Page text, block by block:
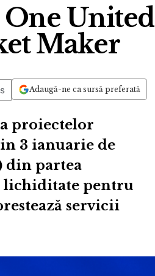
United
Maker
Adaugă-ne ca sursă preferată
proiectelor
3 ianuarie de
din partea
lichiditate pentru
servicii